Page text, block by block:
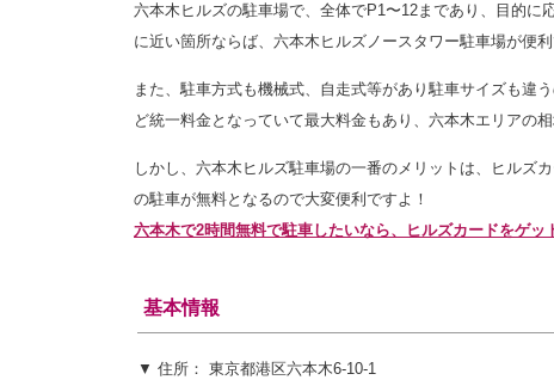
六本木ヒルズの駐車場で、全体でP1〜12まであり、目的
に近い箇所ならば、六本木ヒルズノースタワー駐車場が便利
また、駐車方式も機械式、自走式等があり駐車サイズも違
ど統一料金となっていて最大料金もあり、六本木エリアの
しかし、六本木ヒルズ駐車場の一番のメリットは、ヒルズ
の駐車が無料となるので大変便利ですよ！
六本木で2時間無料で駐車したいなら、ヒルズカードをゲッ
基本情報
▼ 住所： 東京都港区六本木6-10-1